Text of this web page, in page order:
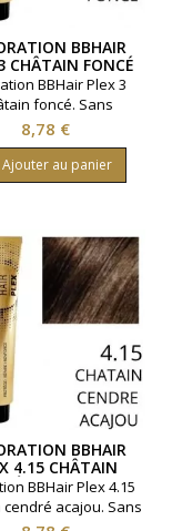
BBHAIR
CHÂTAIN FONCÉ
AMMONIAQUE
BBHair Plex 3
foncé. Sans
Couvre 100 %
blancs pour un
brillant et uniforme.
de la fibre
jusqu'à 2
( en moyenne ).
100 ml.
Prix
8,78 €
Ajouter au panier
BBHAIR
4.15 CHÂTAIN
ACAJOU SANS
BBHair Plex 4.15
cendré acajou. Sans
Couvre 100 %